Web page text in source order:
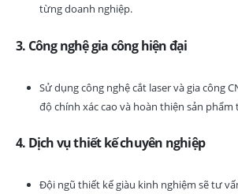
từng doanh nghiệp.
3. Công nghệ gia công hiện đại
Sử dụng công nghệ cắt laser và gia công
độ chính xác cao và hoàn thiện sản phẩm
4. Dịch vụ thiết kế chuyên nghiệp
Đội ngũ thiết kế giàu kinh nghiệm sẽ tư